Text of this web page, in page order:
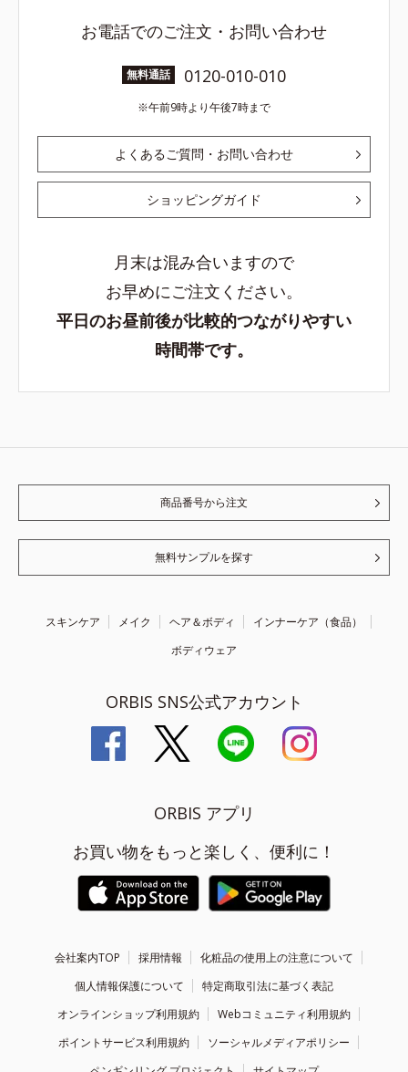
お電話でのご注文・お問い合わせ
無料通話 0120-010-010
午前9時より午後7時まで
よくあるご質問・お問い合わせ
ショッピングガイド
月末は混み合いますので
お早めにご注文ください。
平日のお昼前後が比較的つながりやすい
時間帯です。
商品番号から注文
無料サンプルを探す
スキンケア メイク ヘア＆ボディ
インナーケア（食品）
ボディウェア
ORBIS SNS公式アカウント
ORBIS アプリ
お買い物をもっと楽しく、便利に！
会社案内TOP 採用情報
化粧品の使用上の注意について
個人情報保護について
特定商取引法に基づく表記
オンラインショップ利用規約
Webコミュニティ利用規約
ポイントサービス利用規約
ソーシャルメディアポリシー